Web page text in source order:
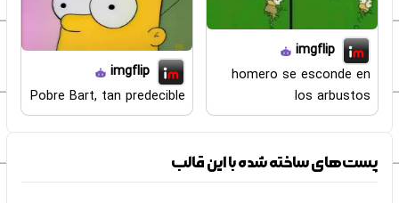
imgflip
homero se esconde en
los arbustos
imgflip
Pobre Bart, tan predecible
پست‌های ساخته شده با این قالب